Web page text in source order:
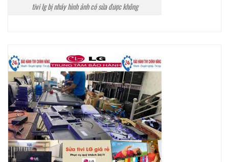
tivi lg bị nháy hình ảnh có sửa được không